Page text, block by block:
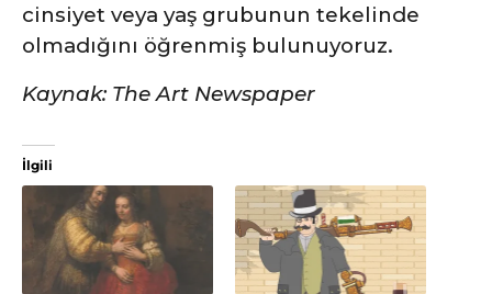
cinsiyet veya yaş grubunun tekelinde
olmadığını öğrenmiş bulunuyoruz.
Kaynak: The Art Newspaper
İlgili